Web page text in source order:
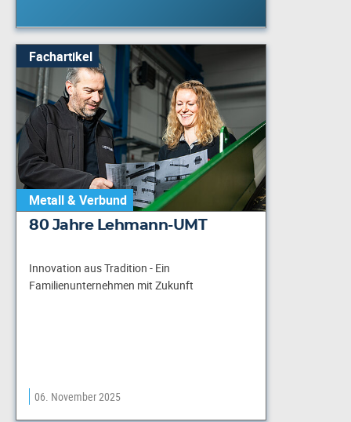
Fachartikel
Metall & Verbund
80 Jahre Lehmann-UMT
Innovation aus Tradition - Ein
Familienunternehmen mit Zukunft
06. November 2025